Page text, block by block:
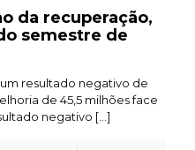
da recuperação,
semestre de
resultado negativo de
de 45,5 milhões face
negativo […]